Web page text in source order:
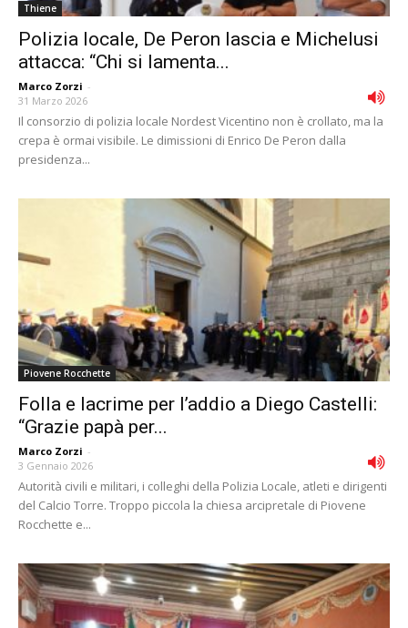
Thiene
Polizia locale, De Peron lascia e Michelusi
attacca: “Chi si lamenta...
Marco Zorzi -
31 Marzo 2026
Il consorzio di polizia locale Nordest Vicentino non è crollato, ma la
crepa è ormai visibile. Le dimissioni di Enrico De Peron dalla
presidenza...
Piovene Rocchette
Folla e lacrime per l’addio a Diego Castelli:
“Grazie papà per...
Marco Zorzi -
3 Gennaio 2026
Autorità civili e militari, i colleghi della Polizia Locale, atleti e dirigenti
del Calcio Torre. Troppo piccola la chiesa arcipretale di Piovene
Rocchette e...